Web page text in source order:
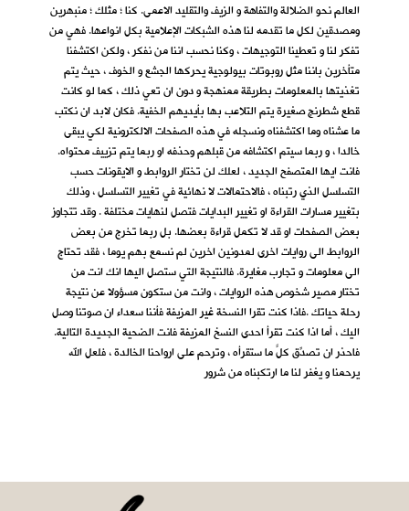
العالم نحو الضلالة والتفاهة و الزيف والتقليد الاعمى. كنا ؛ مثلك ؛ منبهرين
ومصدقين لكل ما تقدمه لنا هذه الشبكات الإعلامية بكل انواعها. فهي من
تفكر لنا و تعطينا التوجيهات ، وكنا نحسب اننا من نفكر ، ولكن اكتشفنا
متأخرين باننا مثل روبوتات بيولوجية يحركها الجشع و الخوف ، حيث يتم
تغذيتها بالمعلومات بطريقة ممنهجة و دون ان تعي ذلك ، كما لو كانت
قطع شطرنج صغيرة يتم التلاعب بها بأيديهم الخفية. فكان لابد ان نكتب
ما عشناه وما اكتشفناه ونسجله في هذه الصفحات الالكترونية لكي يبقى
خالدا ، و ربما سيتم اكتشافه من قبلهم وحذفه او ربما يتم تزييف محتواه.
فانت ايها المتصفح الجديد ، لعلك لن تختار الروابط و الايقونات حسب
التسلسل الذي رتبناه ، فالاحتمالات لا نهائية في تغيير التسلسل ، وذلك
بتغيير مسارات القراءة او تغيير البدايات فتصل لنهايات مختلفة . وقد تتجاوز
بعض الصفحات او قد لا تكمل قراءة بعضها. بل ربما تخرج من بعض
الروابط الى روايات اخرى لمدونين اخرين لم نسمع بهم يوما ، فقد تحتاج
الى معلومات و تجارب مغايرة. فالنتيجة التي ستصل اليها انك انت من
تختار مصير شخوص هذه الروايات ، وانت من ستكون مسؤولا عن نتيجة
رحلة حياتك .فاذا كنت تقرا النسخة غير المزيفة فأننا سعداء ان صوتنا وصل
اليك ، أما اذا كنت تقرأ احدى النسخ المزيفة فانت الضحية الجديدة التالية.
فاحذر ان تصدِّق كلَّ ما ستقرأه ، وترحم على ارواحنا الخالدة ، فلعل الله
يرحمنا و يغفر لنا ما ارتكبناه من شرور